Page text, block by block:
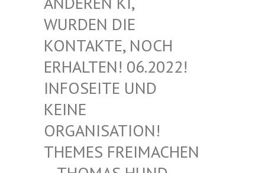
URDEN DIE K
ONTAKTE, NOCH E
RHALTEN! 06.2022! I
NFOSEITE UND K
EINE O
RGANISATION! T
HEMES FREIMACHEN –